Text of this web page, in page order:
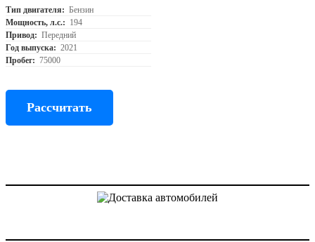
Тип двигателя: Бензин
Мощность, л.с.: 194
Привод: Передний
Год выпуска: 2021
Пробег: 75000
Рассчитать